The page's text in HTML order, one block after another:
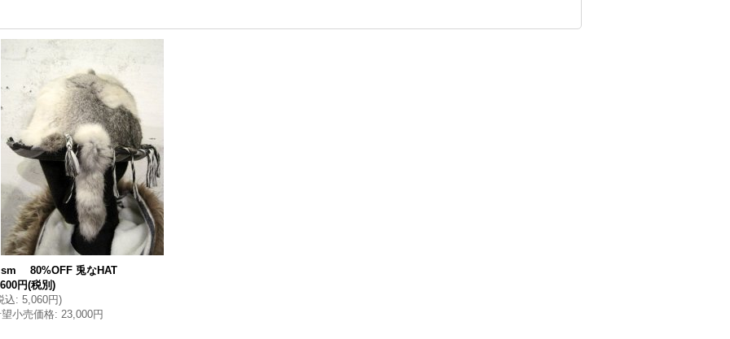
80%OFF 兎なHAT
円(税別)
込: 5,060円)
小売価格: 23,000円